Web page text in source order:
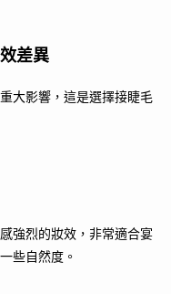
差異
大影響，這是選擇接睫毛
強烈的妝效，非常適合宴
些自然度。